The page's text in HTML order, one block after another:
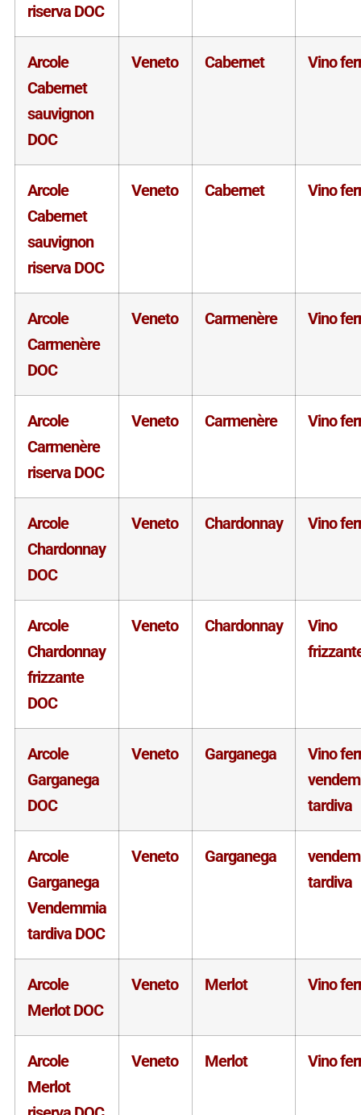
riserva DOC
Arcole
Cabernet
sauvignon
DOC
Veneto Cabernet Vino
Arcole
Cabernet
sauvignon
riserva DOC
Veneto Cabernet Vino
Arcole
Carmenère
DOC
Veneto Carmenère Vino
Arcole
Carmenère
riserva DOC
Veneto Carmenère Vino
Arcole
Chardonnay
DOC
Veneto Chardonnay Vino
Arcole
Chardonnay
frizzante
DOC
Veneto Chardonnay
Vino
Arcole
Garganega
DOC
Veneto Garganega
Vino
tardiva
Arcole
Garganega
Vendemmia
tardiva DOC
Veneto Garganega
tardiva
Arcole
Merlot DOC
Veneto Merlot Vino
Arcole
Merlot
Veneto Merlot Vino